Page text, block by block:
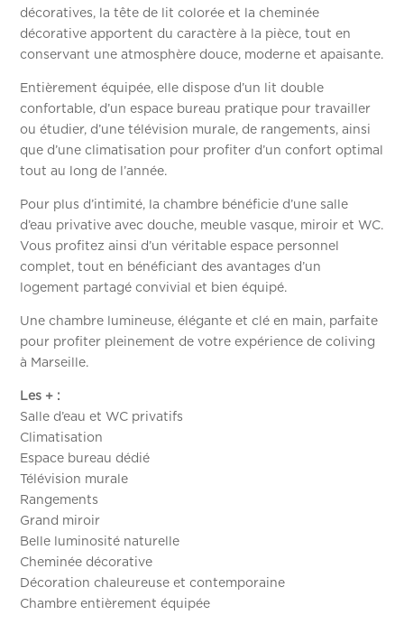
décoratives, la tête de lit colorée et la cheminée
décorative apportent du caractère à la pièce, tout en
conservant une atmosphère douce, moderne et apaisante.
Entièrement équipée, elle dispose d’un lit double
confortable, d’un espace bureau pratique pour travailler
ou étudier, d’une télévision murale, de rangements, ainsi
que d’une climatisation pour profiter d’un confort optimal
tout au long de l’année.
Pour plus d’intimité, la chambre bénéficie d’une salle
d’eau privative avec douche, meuble vasque, miroir et WC.
Vous profitez ainsi d’un véritable espace personnel
complet, tout en bénéficiant des avantages d’un
logement partagé convivial et bien équipé.
Une chambre lumineuse, élégante et clé en main, parfaite
pour profiter pleinement de votre expérience de coliving
à Marseille.
Les + :
Salle d’eau et WC privatifs
Climatisation
Espace bureau dédié
Télévision murale
Rangements
Grand miroir
Belle luminosité naturelle
Cheminée décorative
Décoration chaleureuse et contemporaine
Chambre entièrement équipée